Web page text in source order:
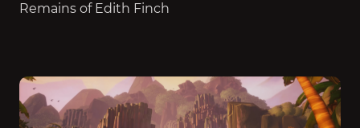
Remains of Edith Finch